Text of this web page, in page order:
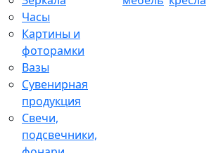
Часы
Картины и
фоторамки
Вазы
Сувенирная
продукция
Свечи,
подсвечники,